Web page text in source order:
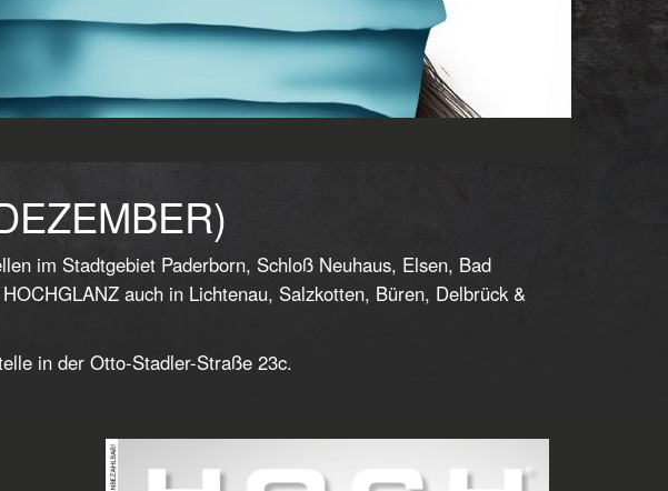
im Stadtgebiet Paderborn, Schloß Neuhaus, Elsen, Bad
auch in Lichtenau, Salzkotten, Büren, Delbrück &
in der Otto-Stadler-Straße 23c.